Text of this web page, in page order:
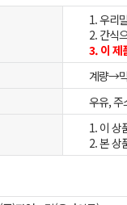
1. 우리
2. 간식
3. 이 제
계량→
우유, 주
1. 이 상
2. 본 상